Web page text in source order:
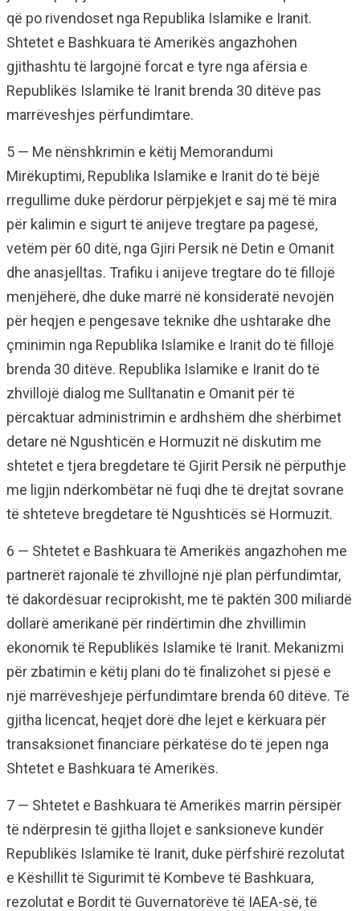
që po rivendoset nga Republika Islamike e Iranit.
Shtetet e Bashkuara të Amerikës angazhohen
gjithashtu të largojnë forcat e tyre nga afërsia e
Republikës Islamike të Iranit brenda 30 ditëve pas
marrëveshjes përfundimtare.
5 — Me nënshkrimin e këtij Memorandumi
Mirëkuptimi, Republika Islamike e Iranit do të bëjë
rregullime duke përdorur përpjekjet e saj më të mira
për kalimin e sigurt të anijeve tregtare pa pagesë,
vetëm për 60 ditë, nga Gjiri Persik në Detin e Omanit
dhe anasjelltas. Trafiku i anijeve tregtare do të fillojë
menjëherë, dhe duke marrë në konsideratë nevojën
për heqjen e pengesave teknike dhe ushtarake dhe
çminimin nga Republika Islamike e Iranit do të fillojë
brenda 30 ditëve. Republika Islamike e Iranit do të
zhvillojë dialog me Sulltanatin e Omanit për të
përcaktuar administrimin e ardhshëm dhe shërbimet
detare në Ngushticën e Hormuzit në diskutim me
shtetet e tjera bregdetare të Gjirit Persik në përputhje
me ligjin ndërkombëtar në fuqi dhe të drejtat sovrane
të shteteve bregdetare të Ngushticës së Hormuzit.
6 — Shtetet e Bashkuara të Amerikës angazhohen me
partnerët rajonalë të zhvillojnë një plan përfundimtar,
të dakordësuar reciprokisht, me të paktën 300 miliardë
dollarë amerikanë për rindërtimin dhe zhvillimin
ekonomik të Republikës Islamike të Iranit. Mekanizmi
për zbatimin e këtij plani do të finalizohet si pjesë e
një marrëveshjeje përfundimtare brenda 60 ditëve. Të
gjitha licencat, heqjet dorë dhe lejet e kërkuara për
transaksionet financiare përkatëse do të jepen nga
Shtetet e Bashkuara të Amerikës.
7 — Shtetet e Bashkuara të Amerikës marrin përsipër
të ndërpresin të gjitha llojet e sanksioneve kundër
Republikës Islamike të Iranit, duke përfshirë rezolutat
e Këshillit të Sigurimit të Kombeve të Bashkuara,
rezolutat e Bordit të Guvernatorëve të IAEA-së, të